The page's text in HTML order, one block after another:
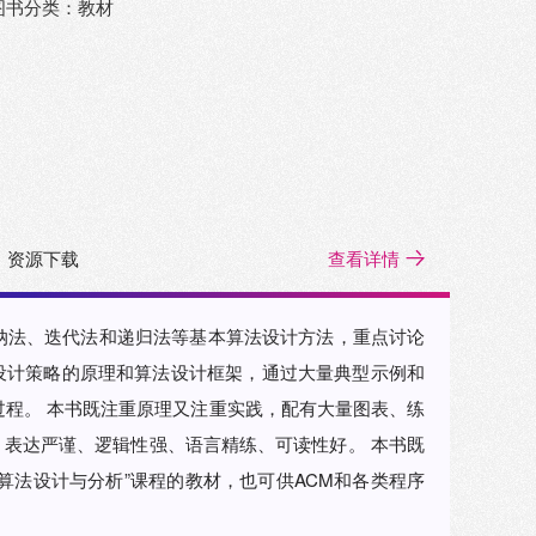
书分类：教材
资源下载 查看详情
、迭代法和递归法等基本算法设计方法，重点讨论
策略的原理和算法设计框架，通过大量典型示例和
。 本书既注重原理又注重实践，配有大量图表、练
达严谨、逻辑性强、语言精练、可读性好。 本书既
设计与分析”课程的教材，也可供ACM和各类程序